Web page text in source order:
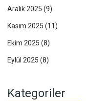
Aralık 2025 (9)
Kasım 2025 (11)
Ekim 2025 (8)
Eylül 2025 (8)
Kategoriler